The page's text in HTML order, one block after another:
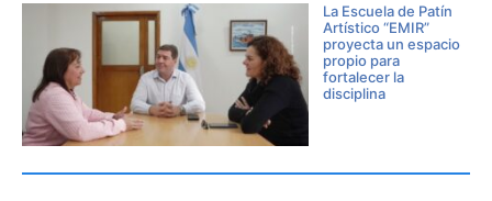
La Escuela de Patín
Artístico “EMIR”
proyecta un espacio
propio para
fortalecer la
disciplina